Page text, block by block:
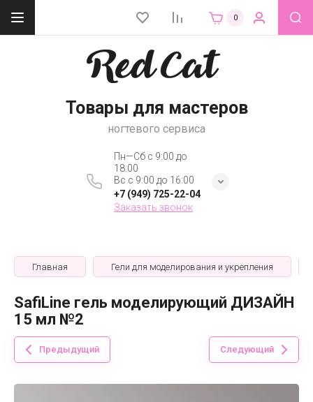
0
Товары для мастеров
ногтевого сервиса
Пн—Сб с 9:00 до
18:00
Вс с 9:00 до 16:00
+7 (949) 725-22-04
Заказать звонок
Главная Гели для моделирования и укрепления
SafiLine гель моделирующий ДИЗАЙН
15 мл №2
Предыдущий Следующий